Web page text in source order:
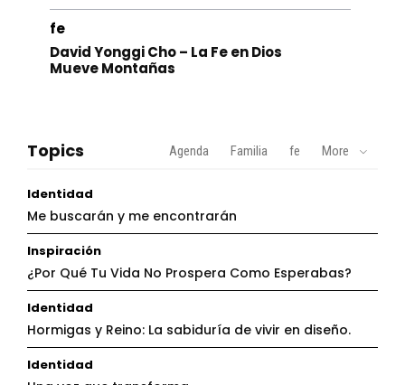
fe
David Yonggi Cho – La Fe en Dios
Mueve Montañas
Topics Agenda Familia fe More
Identidad
Me buscarán y me encontrarán
Inspiración
¿Por Qué Tu Vida No Prospera Como Esperabas?
Identidad
Hormigas y Reino: La sabiduría de vivir en diseño.
Identidad